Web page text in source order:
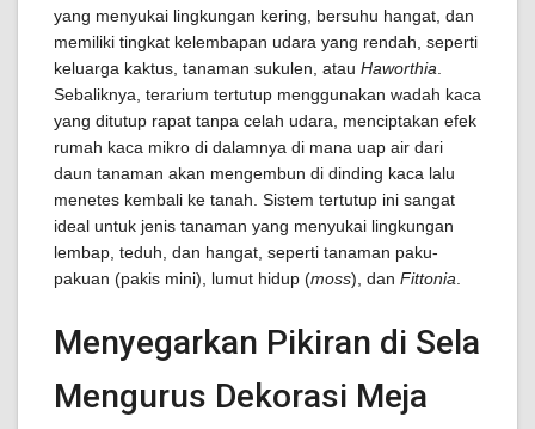
yang menyukai lingkungan kering, bersuhu hangat, dan
memiliki tingkat kelembapan udara yang rendah, seperti
keluarga kaktus, tanaman sukulen, atau Haworthia
Sebaliknya, terarium tertutup menggunakan wadah kaca
yang ditutup rapat tanpa celah udara, menciptakan efek
rumah kaca mikro di dalamnya di mana uap air dari
daun tanaman akan mengembun di dinding kaca lalu
menetes kembali ke tanah. Sistem tertutup ini sangat
ideal untuk jenis tanaman yang menyukai lingkungan
lembap, teduh, dan hangat, seperti tanaman paku-
pakuan (pakis mini), lumut hidup (moss), dan Fittonia
Menyegarkan Pikiran di Sela
Mengurus Dekorasi Meja